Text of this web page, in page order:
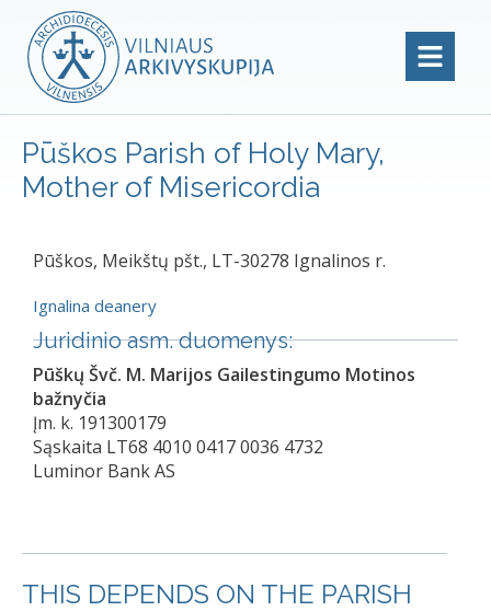
Pūškos Parish of Holy Mary,
Mother of Misericordia
Pūškos, Meikštų pšt., LT-30278 Ignalinos r.
Ignalina deanery
Juridinio asm. duomenys:
Pūškų Švč. M. Marijos Gailestingumo Motinos
bažnyčia
Įm. k. 191300179
Sąskaita LT68 4010 0417 0036 4732
Luminor Bank AS
THIS DEPENDS ON THE PARISH